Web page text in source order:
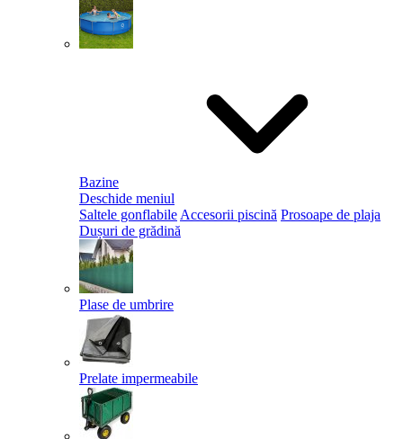
Bazine
Deschide meniul
Saltele gonflabile Accesorii piscină Prosoape de plaja
Dușuri de grădină
Plase de umbrire
Prelate impermeabile